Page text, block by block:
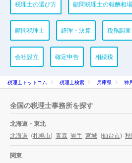
税理士の選び方 顧問税理士の報酬相場
顧問税理士 経理・決算 税務調査
会社設立 確定申告 相続税
税理士ドットコム 税理士検索 兵庫県 神
全国の税理士事務所を探す
北海道・東北
北海道 (札幌市) 青森 岩手 宮城 (仙台市) 秋
関東